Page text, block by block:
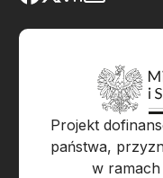
Projekt
państwa,
w ramach